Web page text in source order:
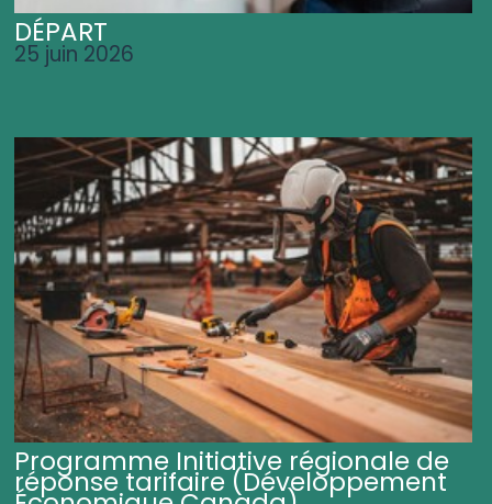
DÉPART
25 juin 2026
Programme Initiative régionale de
réponse tarifaire (Développement